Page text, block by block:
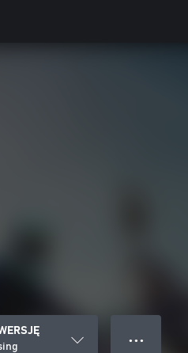
● ● ●